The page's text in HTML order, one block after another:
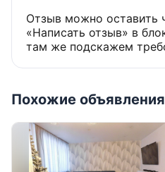
Отзыв можно оставить
«Написать отзыв» в
там же подскажем
Похожие объявления